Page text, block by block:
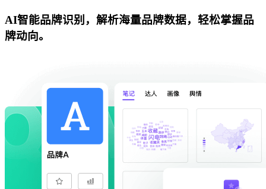
AI智能品牌识别，解析海量品牌数据，轻松掌握品
牌动向。